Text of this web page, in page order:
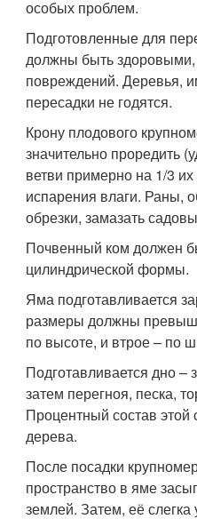
особых проблем.
Подготовленные для
должны быть
повреждений. Деревья,
пересадки не годятся.
Крону плодового
значительно проредить
ветви примерно на 1/3
испарения влаги. Раны,
обрезки, замазать
Почвенный ком должен
цилиндрической формы.
Яма подготавливается
размеры должны
по высоте, и втрое – по
Подготавливается дно –
затем перегноя, песка,
Процентный состав этой
дерева.
После посадки
пространство в яме
землей. Затем, её слегка